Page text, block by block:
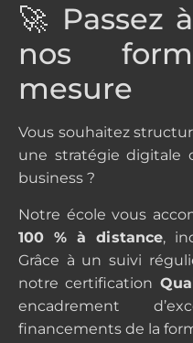
🚀 Passez
nos
mesure
Vous souhaitez
une stratégie digitale
business ?
Notre école vous
100 % à distance,
Grâce à un suivi
notre certification
encadrement
financements de la